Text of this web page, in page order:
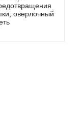
оверлочный